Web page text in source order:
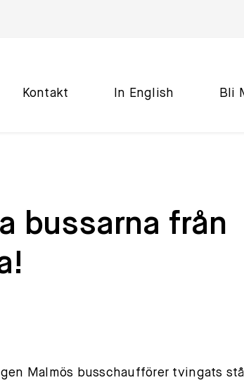
Kontakt In English Bli
bussarna från
Malmös busschaufförer tvingats